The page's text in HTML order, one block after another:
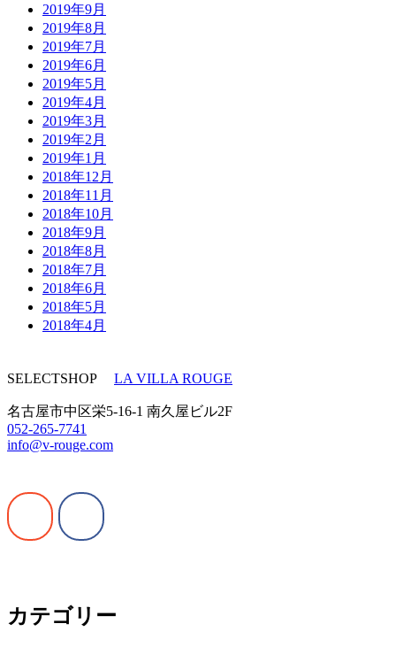
2019年9月
2019年8月
2019年7月
2019年6月
2019年5月
2019年4月
2019年3月
2019年2月
2019年1月
2018年12月
2018年11月
2018年10月
2018年9月
2018年8月
2018年7月
2018年6月
2018年5月
2018年4月
SELECTSHOP LA VILLA ROUGE
名古屋市中区栄5-16-1 南久屋ビル2F
052-265-7741
info@v-rouge.com
カテゴリー